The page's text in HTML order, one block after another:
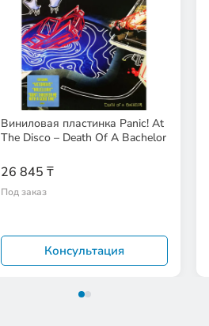
Виниловая пластинка Panic! At
The Disco – Death Of A Bachelor
26 845 ₸
Под заказ
Консультация